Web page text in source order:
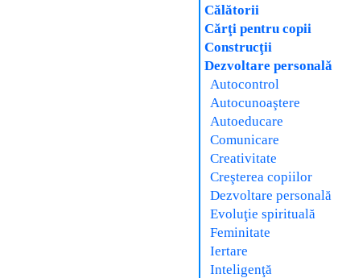
Călătorii
Cărţi pentru copii
Construcţii
Dezvoltare personală
Autocontrol
Autocunoaştere
Autoeducare
Comunicare
Creativitate
Creşterea copiilor
Dezvoltare personală
Evoluţie spirituală
Feminitate
Iertare
Inteligenţă